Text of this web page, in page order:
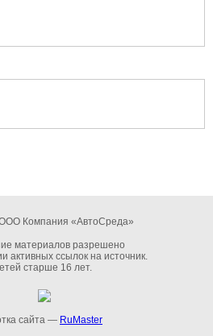
Компания «АвтоСреда»
материалов разрешено
активных ссылок на источник.
старше 16 лет.
сайта — RuMaster